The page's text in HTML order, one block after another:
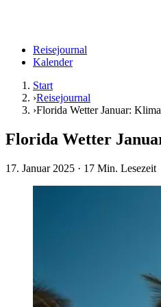
Reisejournal
Kalender
Start
›Reisejournal
›Florida Wetter Januar:
Florida Wetter
17. Januar 2025 · 17 Min. Lesezeit